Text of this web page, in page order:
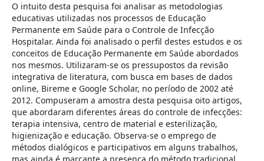
O intuito desta pesquisa foi analisar as metodologias
educativas utilizadas nos processos de Educação
Permanente em Saúde para o Controle de Infecção
Hospitalar. Ainda foi analisado o perfil destes estudos e os
conceitos de Educação Permanente em Saúde abordados
nos mesmos. Utilizaram-se os pressupostos da revisão
integrativa de literatura, com busca em bases de dados
online, Bireme e Google Scholar, no período de 2002 até
2012. Compuseram a amostra desta pesquisa oito artigos,
que abordaram diferentes áreas do controle de infecções:
terapia intensiva, centro de material e esterilização,
higienização e educação. Observa-se o emprego de
métodos dialógicos e participativos em alguns trabalhos,